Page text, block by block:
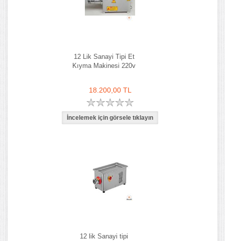
12 Lik Sanayi Tipi Et
Kıyma Makinesi 220v
18.200,00 TL
12 lik Sanayi tipi